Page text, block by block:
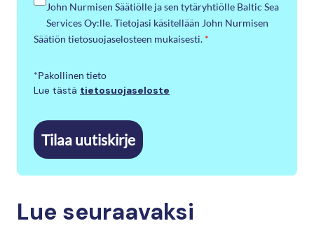
John Nurmisen Säätiölle ja sen tytäryhtiölle Baltic Sea
Services Oy:lle. Tietojasi käsitellään John Nurmisen
Säätiön tietosuojaselosteen mukaisesti. *
*Pakollinen tieto
Lue tästä tietosuojaseloste
Tilaa uutiskirje
Lue seuraavaksi